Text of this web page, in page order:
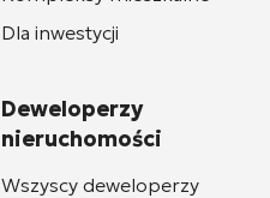
Dla inwestycji
Deweloperzy
nieruchomości
Wszyscy deweloperzy